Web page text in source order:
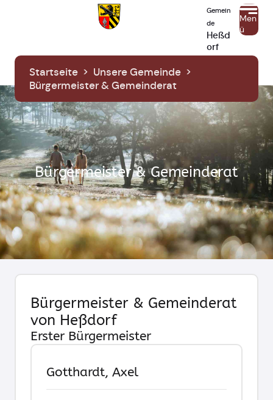
Gemein
de
Heßd
orf
Men
ü
Startseite > Unsere Gemeinde >
Bürgermeister & Gemeinderat
Bürgermeister & Gemeinderat
Bürgermeister & Gemeinderat
von Heßdorf
Erster Bürgermeister
Gotthardt, Axel